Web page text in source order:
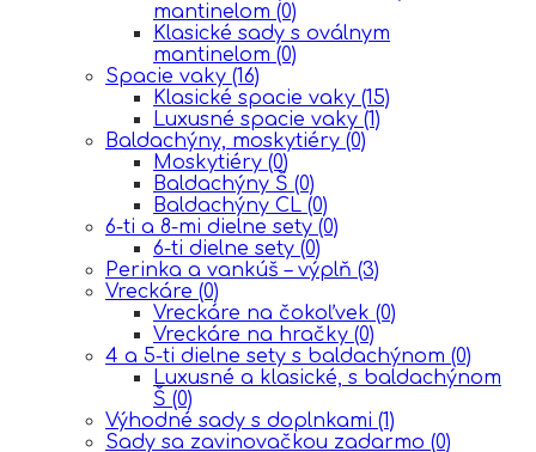
mantinelom (0)
Klasické sady s oválnym
mantinelom (0)
Spacie vaky (16)
Klasické spacie vaky (15)
Luxusné spacie vaky (1)
Baldachýny, moskytiéry (0)
Moskytiéry (0)
Baldachýny Š (0)
Baldachýny CL (0)
6-ti a 8-mi dielne sety (0)
6-ti dielne sety (0)
Perinka a vankúš – výplň (3)
Vreckáre (0)
Vreckáre na čokoľvek (0)
Vreckáre na hračky (0)
4 a 5-ti dielne sety s baldachýnom (0)
Luxusné a klasické, s baldachýnom
Š (0)
Výhodné sady s doplnkami (1)
Sady sa zavinovačkou zadarmo (0)